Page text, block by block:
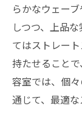
らかなウェー
しつつ、上品
てはストレー
持たせること
容室では、個
通じて、最適な